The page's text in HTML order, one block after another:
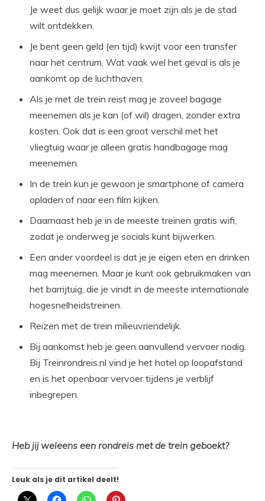
Je weet dus gelijk waar je moet zijn als je de stad
wilt ontdekken.
Je bent geen geld (en tijd) kwijt voor een transfer
naar het centrum. Wat vaak wel het geval is als je
aankomt op de luchthaven.
Als je met de trein reist mag je zoveel bagage
meenemen als je kan (of wil) dragen, zonder extra
kosten. Ook dat is een groot verschil met het
vliegtuig waar je alleen gratis handbagage mag
meenemen.
In de trein kun je gewoon je smartphone of camera
opladen of naar een film kijken.
Daarnaast heb je in de meeste treinen gratis wifi,
zodat je onderweg je socials kunt bijwerken.
Een ander voordeel is dat je je eigen eten en drinken
mag meenemen. Maar je kunt ook gebruikmaken van
het barrijtuig, die je vindt in de meeste internationale
hogesnelheidstreinen.
Reizen met de trein milieuvriendelijk.
Bij aankomst heb je geen aanvullend vervoer nodig.
Bij Treinrondreis.nl vind je het hotel op loopafstand
en is het openbaar vervoer tijdens je verblijf
inbegrepen.
Heb jij weleens een rondreis met de trein geboekt?
Leuk als je dit artikel deelt!